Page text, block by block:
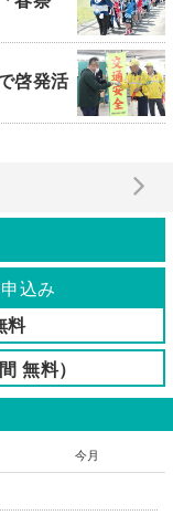
啓発活
込み
料
無料）
今月